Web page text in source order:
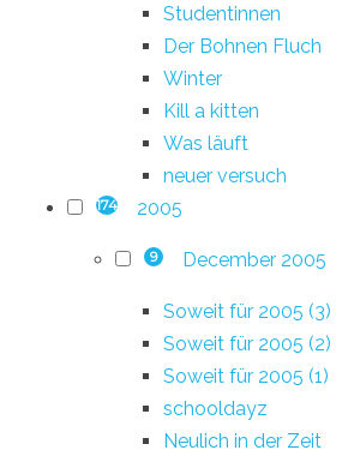
Studentinnen
Der Bohnen Fluch
Winter
Kill a kitten
Was läuft
neuer versuch
174 2005
9 December 2005
Soweit für 2005 (3)
Soweit für 2005 (2)
Soweit für 2005 (1)
schooldayz
Neulich in der Zeit